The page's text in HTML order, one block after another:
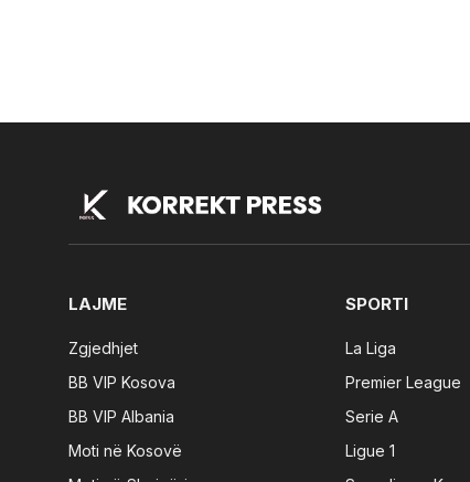
LAJME
Zgjedhjet
BB VIP Kosova
BB VIP Albania
Moti në Kosovë
SPORTI
La Liga
Premier League
Serie A
Ligue 1